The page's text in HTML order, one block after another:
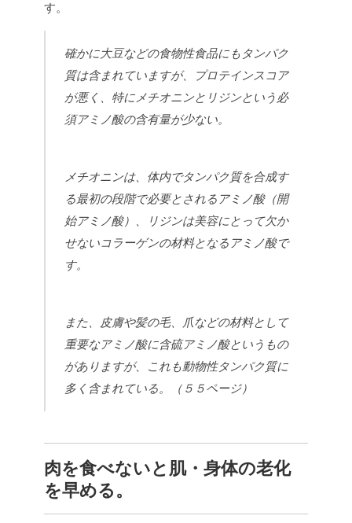
す。
確かに大豆などの食物性食品にもタンパク
質は含まれていますが、プロテインスコア
が悪く、特にメチオニンとリジンという必
須アミノ酸の含有量が少ない。
メチオニンは、体内でタンパク質を合成す
る最初の段階で必要とされるアミノ酸（開
始アミノ酸）、リジンは美容にとって欠か
せないコラーゲンの材料となるアミノ酸で
す。
また、皮膚や髪の毛、爪などの材料として
重要なアミノ酸に含硫アミノ酸というもの
がありますが、これも動物性タンパク質に
多く含まれている。（５５ページ）
肉を食べないと肌・身体の老化
を早める。